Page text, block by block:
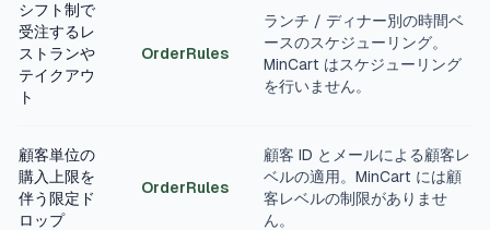
シフト制で
受注するレ
ストランや
テイクアウ
ト
OrderRules
ランチ / ディナー別の時間ベ
ースのスケジューリング。
MinCart はスケジューリング
を行いません。
顧客単位の
購入上限を
伴う限定ド
ロップ
OrderRules
顧客 ID とメールによる顧客レ
ベルの適用。MinCart には顧
客レベルの制限がありませ
ん。